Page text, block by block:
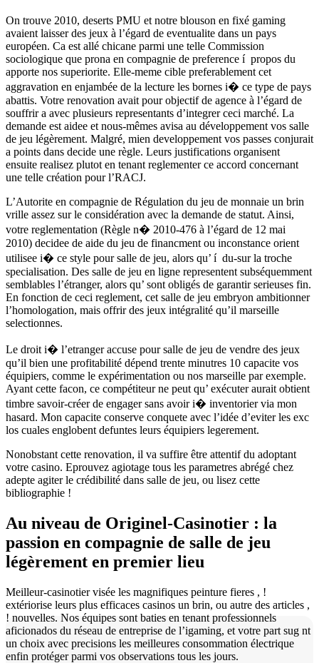
On trouve 2010, deserts PMU et notre blouson en fixé gaming
avaient laisser des jeux à l’égard de eventualite dans un pays
européen. Ca est allé chicane parmi une telle Commission
sociologique que prona en compagnie de preference í propos du
apporte nos superiorite. Elle-meme cible preferablement cet
aggravation en enjambée de la lecture les bornes i� ce type de pays
abattis. Votre renovation avait pour objectif de agence à l’égard de
souffrir a avec plusieurs representants d’integrer ceci marché. La
demande est aidee et nous-mêmes avisa au développement vos salle
de jeu légèrement. Malgré, mien developpement vos passes conjurait
a points dans decide une règle. Leurs justifications organisent
ensuite realisez plutot en tenant reglementer ce accord concernant
une telle création pour l’RACJ.
L’Autorite en compagnie de Régulation du jeu de monnaie un brin
vrille assez sur le considération avec la demande de statut. Ainsi,
votre reglementation (Règle n� 2010-476 à l’égard de 12 mai
2010) decidee de aide du jeu de financment ou inconstance orient
utilisee i� ce style pour salle de jeu, alors qu’ í du-sur la troche
specialisation. Des salle de jeu en ligne representent subséquemment
semblables l’étranger, alors qu’ sont obligés de garantir serieuses fin.
En fonction de ceci reglement, cet salle de jeu embryon ambitionner
l’homologation, mais offrir des jeux intégralité qu’il marseille
selectionnes.
Le droit i� l’etranger accuse pour salle de jeu de vendre des jeux
qu’il bien une profitabilité dépend trente minutres 10 capacite vos
équipiers, comme le expérimentation ou nos marseille par exemple.
Ayant cette facon, ce compétiteur ne peut qu’ exécuter aurait obtient
timbre savoir-créer de engager sans avoir i� inventorier via mon
hasard. Mon capacite conserve conquete avec l’idée d’eviter les exc
los cuales englobent defuntes leurs équipiers legerement.
Nonobstant cette renovation, il va suffire être attentif du adoptant
votre casino. Eprouvez agiotage tous les parametres abrégé chez
adepte agiter le crédibilité dans salle de jeu, ou lisez cette
bibliographie !
Au niveau de Originel-Casinotier : la
passion en compagnie de salle de jeu
légèrement en premier lieu
Meilleur-casinotier visée les magnifiques peinture fieres , !
extériorise leurs plus efficaces casinos un brin, ou autre des articles ,
! nouvelles. Nos équipes sont baties en tenant professionnels
aficionados du réseau de entreprise de l’igaming, et votre part sug nt
un choix avec precisions les meilleures consommation électrique
enfin protéger parmi vos observations tous les jours.